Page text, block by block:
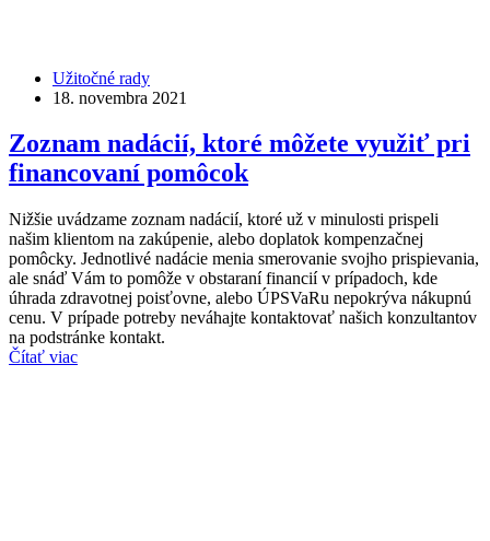
Užitočné rady
18. novembra 2021
Zoznam nadácií, ktoré môžete využiť pri
financovaní pomôcok
Nižšie uvádzame zoznam nadácií, ktoré už v minulosti prispeli
našim klientom na zakúpenie, alebo doplatok kompenzačnej
pomôcky. Jednotlivé nadácie menia smerovanie svojho prispievania,
ale snáď Vám to pomôže v obstaraní financií v prípadoch, kde
úhrada zdravotnej poisťovne, alebo ÚPSVaRu nepokrýva nákupnú
cenu. V prípade potreby neváhajte kontaktovať našich konzultantov
na podstránke kontakt.
Čítať viac